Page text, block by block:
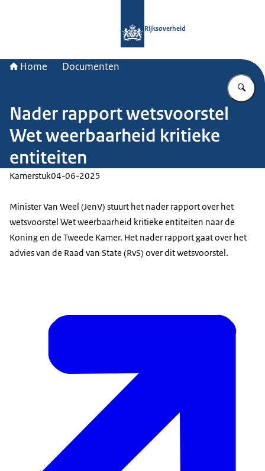
Rijksoverheid
Home Documenten
Nader rapport wetsvoorstel
Wet weerbaarheid kritieke
entiteiten
Kamerstuk04-06-2025
Minister Van Weel (JenV) stuurt het nader rapport over het
wetsvoorstel Wet weerbaarheid kritieke entiteiten naar de
Koning en de Tweede Kamer. Het nader rapport gaat over het
advies van de Raad van State (RvS) over dit wetsvoorstel.